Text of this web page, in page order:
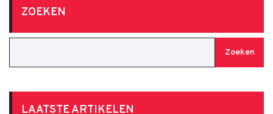
ZOEKEN
Zoeken
LAATSTE ARTIKELEN